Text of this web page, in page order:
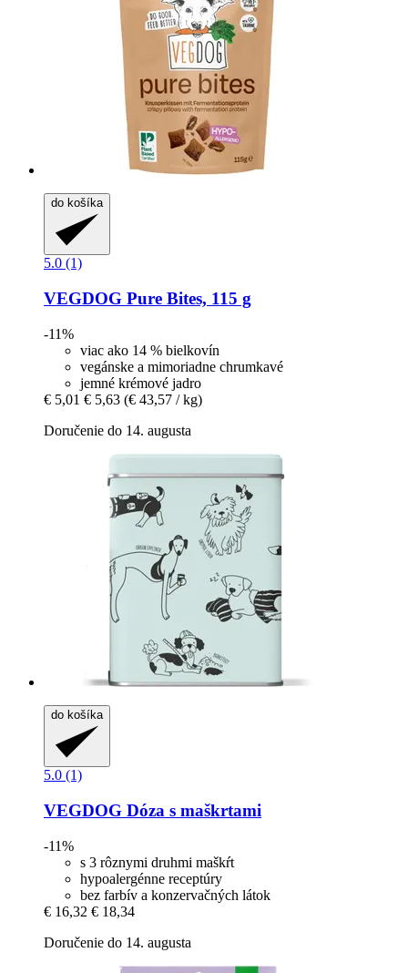
do košíka
5.0 (1)
VEGDOG Pure Bites, 115 g
-11%
viac ako 14 % bielkovín
vegánske a mimoriadne chrumkavé
jemné krémové jadro
€ 5,01 € 5,63 (€ 43,57 / kg)
Doručenie do 14. augusta
do košíka
5.0 (1)
VEGDOG Dóza s maškrtami
-11%
s 3 rôznymi druhmi maškŕt
hypoalergénne receptúry
bez farbív a konzervačných látok
€ 16,32 € 18,34
Doručenie do 14. augusta